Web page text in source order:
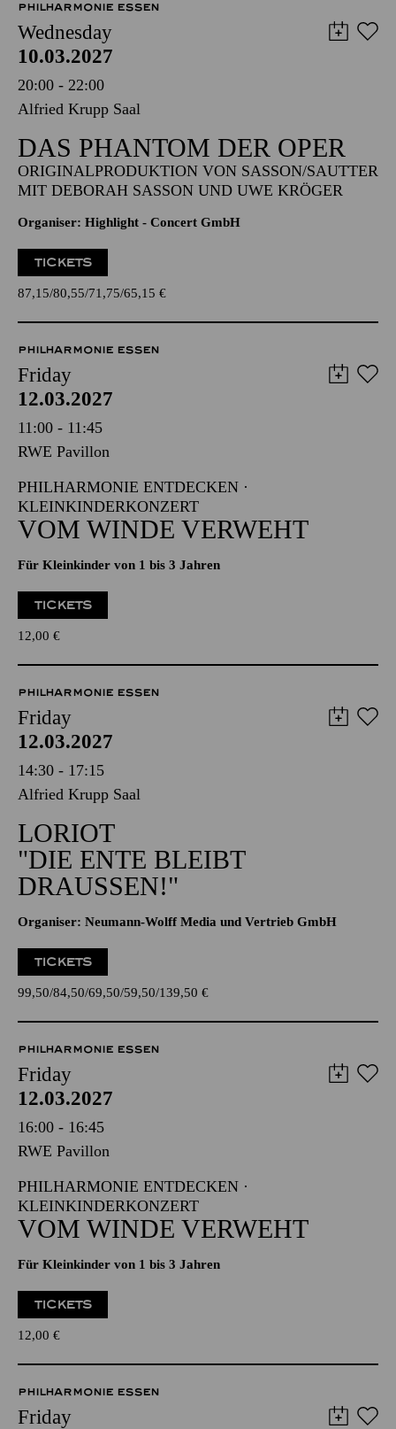
PHILHARMONIE ESSEN
Wednesday
10.03.2027
20:00 - 22:00
Alfried Krupp Saal
DAS PHANTOM DER OPER
ORIGINALPRODUKTION VON SASSON/SAUTTER
MIT DEBORAH SASSON UND UWE KRÖGER
Organiser: Highlight - Concert GmbH
TICKETS
87,15 80,55 71,75 65,15 €
PHILHARMONIE ESSEN
Friday
12.03.2027
11:00 - 11:45
RWE Pavillon
PHILHARMONIE ENTDECKEN ·
KLEINKINDERKONZERT
VOM WINDE VERWEHT
Für Kleinkinder von 1 bis 3 Jahren
TICKETS
12,00 €
PHILHARMONIE ESSEN
Friday
12.03.2027
14:30 - 17:15
Alfried Krupp Saal
LORIOT
"DIE ENTE BLEIBT
DRAUSSEN!"
Organiser: Neumann-Wolff Media und Vertrieb GmbH
TICKETS
99,50 84,50 69,50 59,50 139,50 €
PHILHARMONIE ESSEN
Friday
12.03.2027
16:00 - 16:45
RWE Pavillon
PHILHARMONIE ENTDECKEN ·
KLEINKINDERKONZERT
VOM WINDE VERWEHT
Für Kleinkinder von 1 bis 3 Jahren
TICKETS
12,00 €
PHILHARMONIE ESSEN
Friday